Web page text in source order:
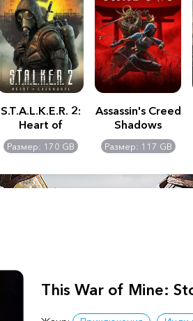
S.T.A.L.K.E.R. 2:
Heart of
Chernobyl -
Ultimate Edition
Размер: 170 GB
Assassin's Creed
Shadows
Размер: 117 GB
This War of Mine: